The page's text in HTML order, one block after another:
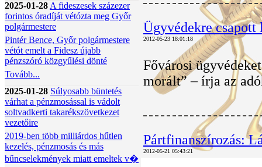
2025-01-28 A fideszesek százezer
forintos óradíját vétózta meg Győr
polgármestere
Pintér Bence, Győr polgármestere
vétót emelt a Fidesz újabb
pénzszóró közgyűlési dönté
Tovább...
2025-01-28 Súlyosabb büntetés
várhat a pénzmosással is vádolt
soltvadkerti takarékszövetkezet
vezetőire
2019-ben több milliárdos hűtlen
kezelés, pénzmosás és más
bűncselekmények miatt emeltek v�
Ügyvédekre csapott
2012-05-23 18:01:18
Fővárosi
morált” – írja az
Pártfinanszírozás:
2012-05-21 05:43:21